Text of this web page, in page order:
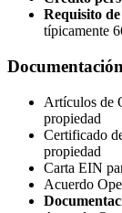
Requisito
típicamente
Artículos de
propiedad
Certificado
propiedad
Carta EIN
Acuerdo